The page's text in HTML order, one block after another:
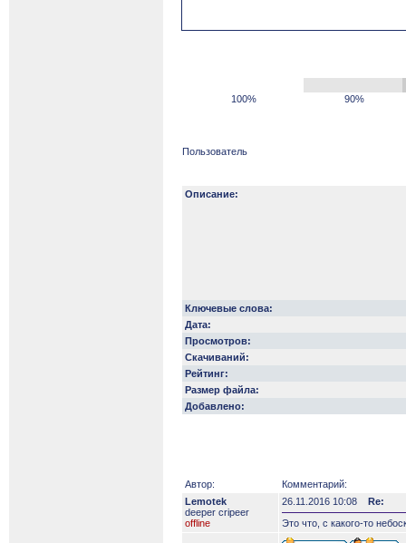
100% 90%
Пользователь
Описание:
Ключевые слова:
Дата:
Просмотров:
Скачиваний:
Рейтинг:
Размер файла:
Добавлено:
Автор:
Комментарий:
Lemotek
deeper сripeer
offline
26.11.2016 10:08
Re:
Это что, с какого-то